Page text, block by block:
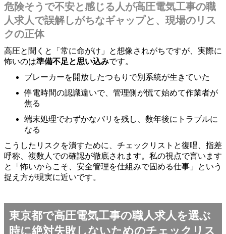
危険そうで不安と感じる人が高圧電気工事の職
人求人で誤解しがちなギャップと、現場のリス
クの正体
高圧と聞くと「常に命がけ」と想像されがちですが、実際に
怖いのは準備不足と思い込みです。
ブレーカーを開放したつもりで別系統が生きていた
停電時間の認識違いで、管理側が慌て始めて作業者が
焦る
端末処理でわずかなバリを残し、数年後にトラブルに
なる
こうしたリスクを潰すために、チェックリストと復唱、指差
呼称、複数人での確認が徹底されます。私の視点で言います
と「怖いからこそ、安全管理を仕組みで固める仕事」という
捉え方が現実に近いです。
東京都で高圧電気工事の職人求人を選ぶ
時に絶対失敗しないためのチェックリス